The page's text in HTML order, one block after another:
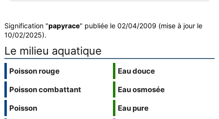
Signification "papyrace" publiée le 02/04/2009 (mise à jour le
10/02/2025).
Le milieu aquatique
Poisson rouge
Poisson combattant
Poisson
Eau douce
Eau osmosée
Eau pure